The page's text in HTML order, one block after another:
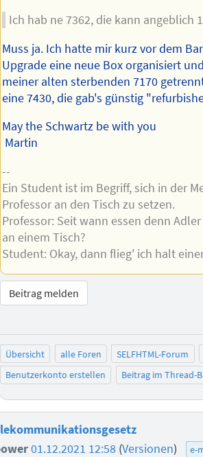
Ich hab ne 7362, die kann angeblich
Muss ja. Ich hatte mir kurz vor dem
Upgrade eine neue Box organisiert
meiner alten sterbenden 7170
eine 7430, die gab's günstig
May the Schwartz be with you
Martin
--
Ein Student ist im Begriff, sich in der
Professor an den Tisch zu setzen.
Professor: Seit wann essen denn
an einem Tisch?
Student: Okay, dann flieg' ich halt
Beitrag melden
Übersicht alle Foren
SELFHTML-Forum
Benutzerkonto erstellen
Beitrag im Thread-
01.12.2021 12:58 (Versionen)
e-